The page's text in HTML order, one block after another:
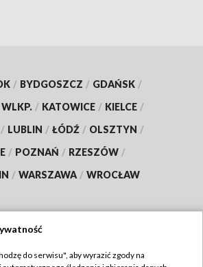
/ BYDGOSZCZ / GDAŃSK /
/ KATOWICE / KIELCE /
/ LUBLIN / ŁÓDŹ / OLSZTYN /
/ POZNAŃ / RZESZÓW /
/ WARSZAWA / WROCŁAW
do serwisu", aby wyrazić zgody na